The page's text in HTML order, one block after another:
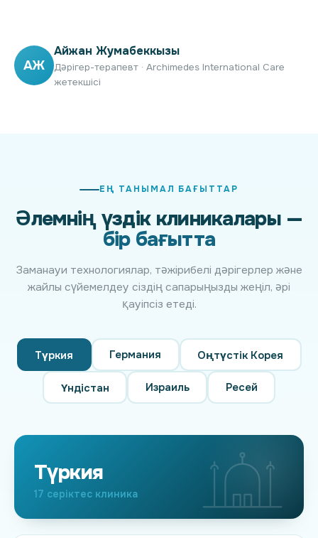
АЖ
Айжан Жумабеккызы
Дәрігер-терапевт · Archimedes International Care
жетекшісі
ЕҢ ТАНЫМАЛ БАҒЫТТАР
Әлемнің үздік клиникалары —
бір бағытта
Заманауи технологиялар, тәжірибелі дәрігерлер және
жайлы сүйемелдеу сіздің сапарыңызды жеңіл, әрі
қауіпсіз етеді.
Түркия Германия Оңтүстік Корея
Үндістан Израиль Ресей
Түркия
17 серіктес клиника